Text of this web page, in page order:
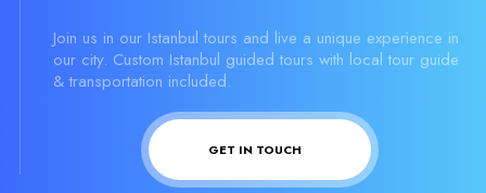
Join us in our Istanbul tours and live a unique experience in
our city. Custom Istanbul guided tours with local tour guide
& transportation included.
GET IN TOUCH